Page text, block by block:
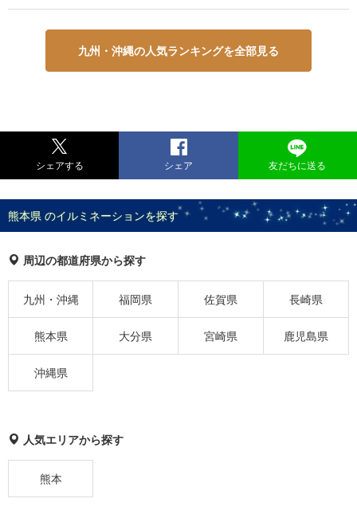
九州・沖縄の人気ランキングを全部見る
シェアする シェア 友だちに送る
熊本県 のイルミネーションを探す
周辺の都道府県から探す
九州・沖縄 福岡県 佐賀県 長崎県
熊本県 大分県 宮崎県 鹿児島県
沖縄県
人気エリアから探す
熊本